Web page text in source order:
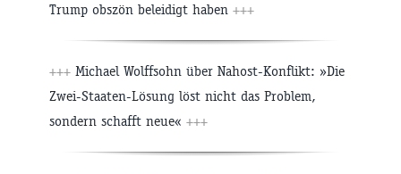
Trump obszön beleidigt haben +++
+++ Michael Wolffsohn über Nahost-Konflikt: »Die
Zwei-Staaten-Lösung löst nicht das Problem,
sondern schafft neue« +++